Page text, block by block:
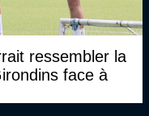
ressembler la
face à